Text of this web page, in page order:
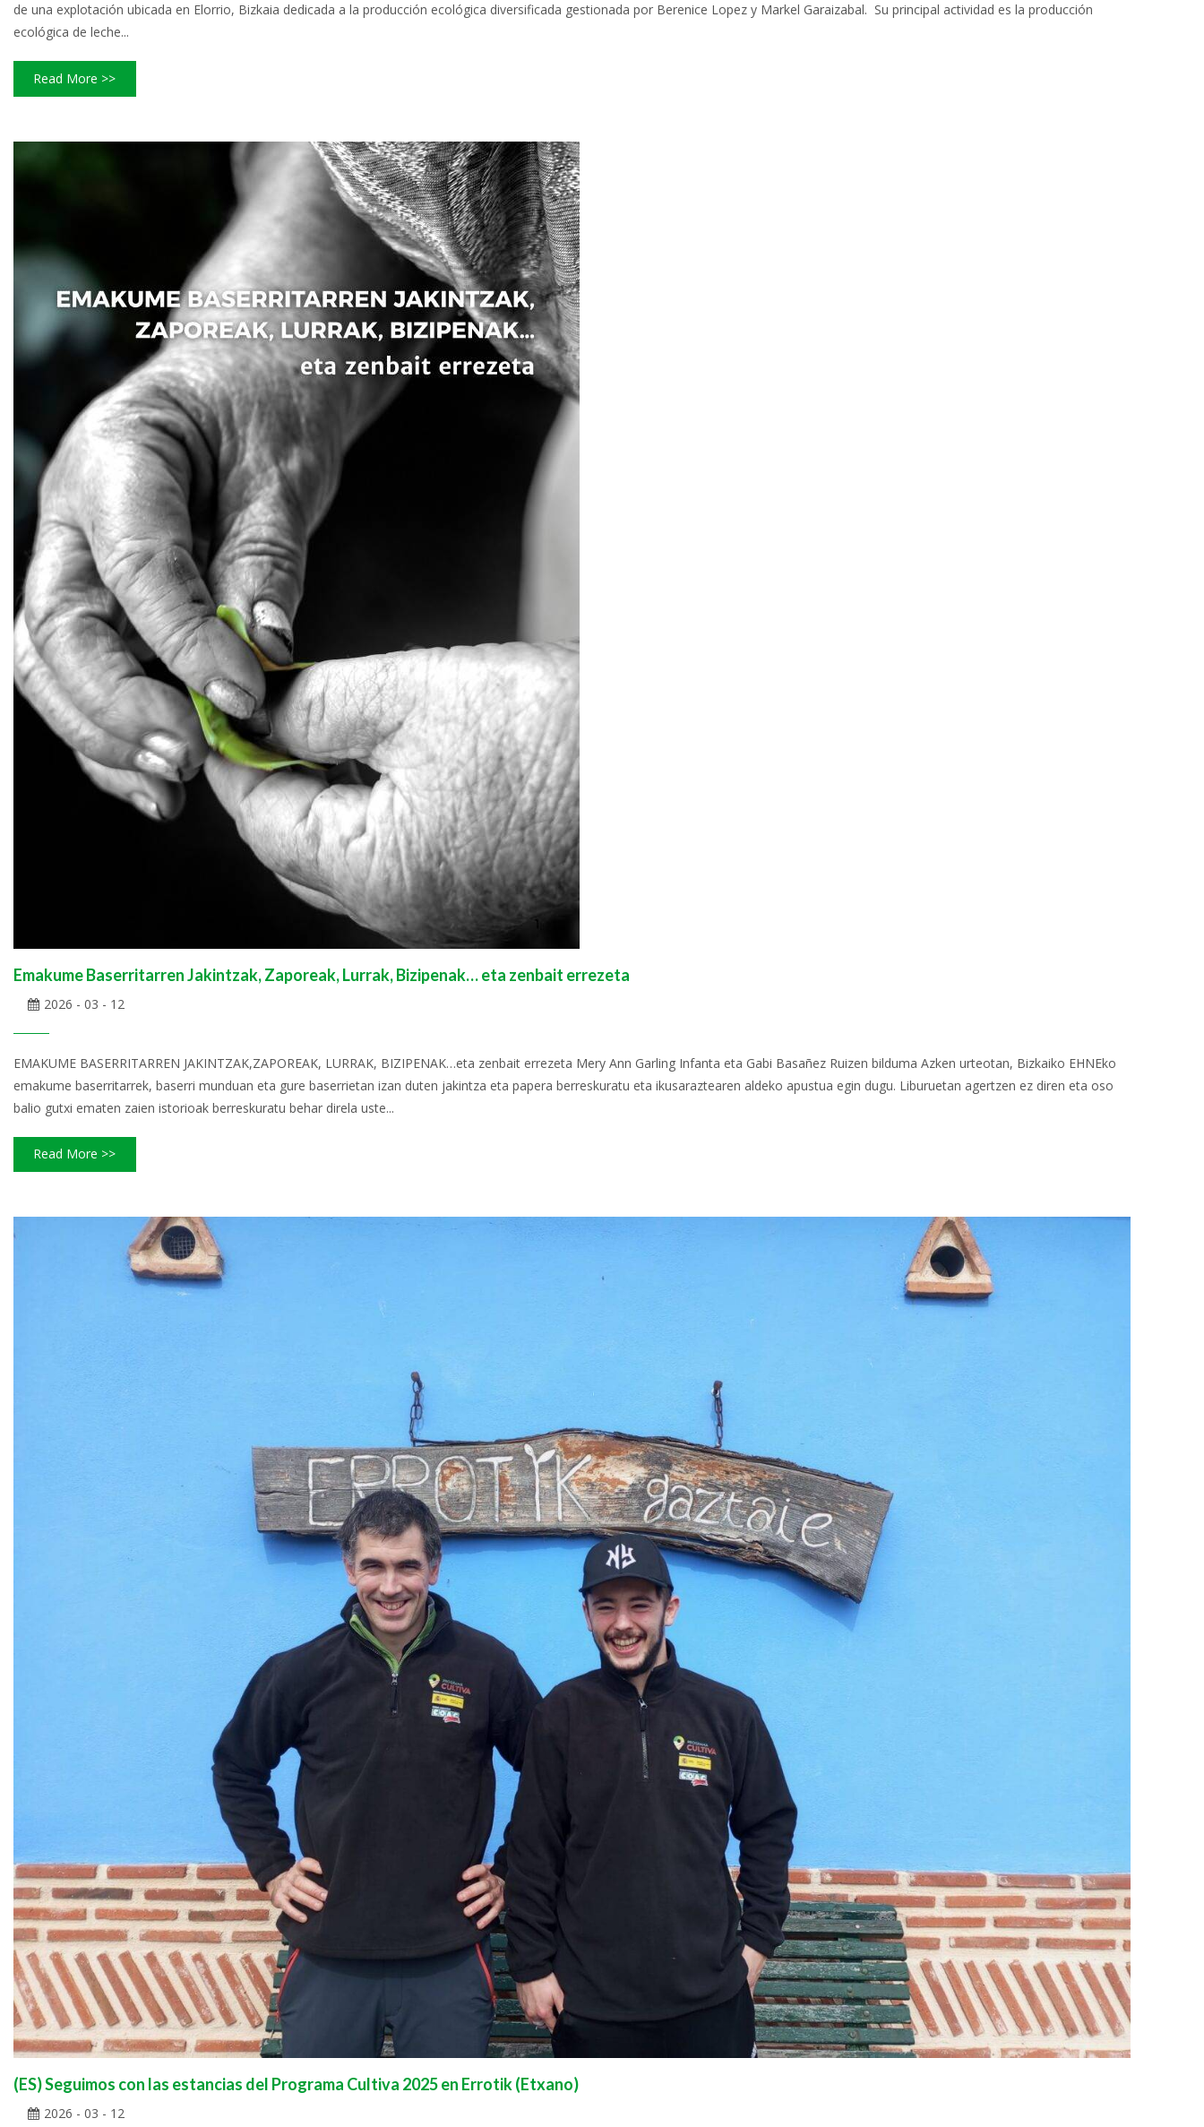
de una explotación ubicada en Elorrio, Bizkaia dedicada a la producción ecológica diversificada gestionada por Berenice Lopez y Markel Garaizabal. Su principal actividad es la producción
ecológica de leche...
Read More >>
Emakume Baserritarren Jakintzak, Zaporeak, Lurrak, Bizipenak… eta zenbait errezeta
2026 - 03 - 12
EMAKUME BASERRITARREN JAKINTZAK,ZAPOREAK, LURRAK, BIZIPENAK…eta zenbait errezeta Mery Ann Garling Infanta eta Gabi Basañez Ruizen bilduma Azken urteotan, Bizkaiko EHNEko
emakume baserritarrek, baserri munduan eta gure baserrietan izan duten jakintza eta papera berreskuratu eta ikusaraztearen aldeko apustua egin dugu. Liburuetan agertzen ez diren eta oso
balio gutxi ematen zaien istorioak berreskuratu behar direla uste...
Read More >>
(ES) Seguimos con las estancias del Programa Cultiva 2025 en Errotik (Etxano)
2026 - 03 - 12